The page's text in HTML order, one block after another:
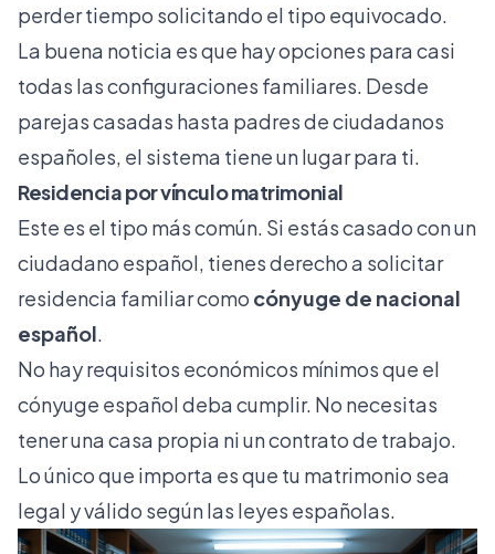
perder tiempo solicitando el tipo equivocado.
La buena noticia es que hay opciones para casi
todas las configuraciones familiares. Desde
parejas casadas hasta padres de ciudadanos
españoles, el sistema tiene un lugar para ti.
Residencia por vínculo matrimonial
Este es el tipo más común. Si estás casado con un
ciudadano español, tienes derecho a solicitar
residencia familiar como cónyuge de nacional
español.
No hay requisitos económicos mínimos que el
cónyuge español deba cumplir. No necesitas
tener una casa propia ni un contrato de trabajo.
Lo único que importa es que tu matrimonio sea
legal y válido según las leyes españolas.